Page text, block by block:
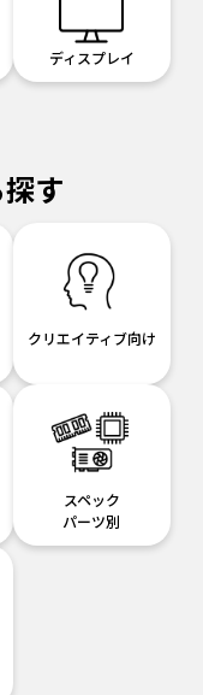
ディスプレイ
す
クリエイティブ向け
スペック
パーツ別